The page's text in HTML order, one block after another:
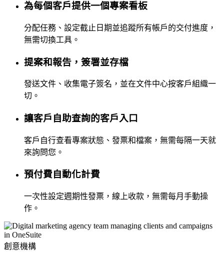
為每個客戶提供一個專案看板
分配任務、設定截止日期並追蹤所有帳戶的交付進度，
無需切換工具。
提案和報告，簽署並存檔
發送文件、收集電子簽名，並在文件中心按客戶組織一
切。
讓客戶自助查詢的客戶入口
客戶自行查看專案狀態、發票和檔案，無需每隔一天就
來詢問您。
預付費自動化計費
一次性設定週期性發票，線上收款，無需每月手動操
作。
創意機構